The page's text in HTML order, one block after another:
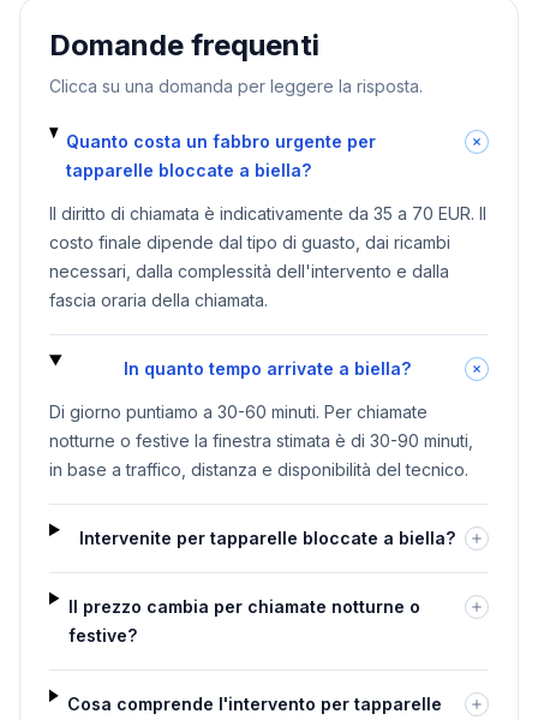
Domande frequenti
Clicca su una domanda per leggere la risposta.
Quanto costa un fabbro urgente per
tapparelle bloccate a biella?
Il diritto di chiamata è indicativamente da 35 a 70 EUR. Il
costo finale dipende dal tipo di guasto, dai ricambi
necessari, dalla complessità dell'intervento e dalla
fascia oraria della chiamata.
In quanto tempo arrivate a biella?
Di giorno puntiamo a 30-60 minuti. Per chiamate
notturne o festive la finestra stimata è di 30-90 minuti,
in base a traffico, distanza e disponibilità del tecnico.
Intervenite per tapparelle bloccate a biella?
Il prezzo cambia per chiamate notturne o
festive?
Cosa comprende l'intervento per tapparelle